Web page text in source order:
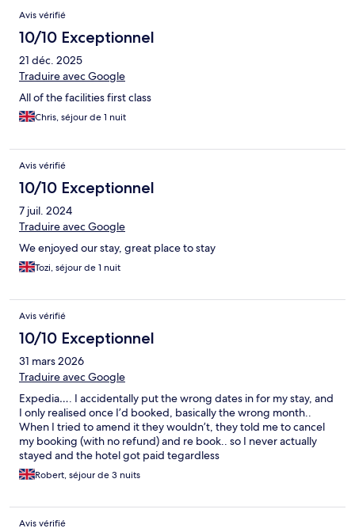
Avis vérifié
10/10 Exceptionnel
21 déc. 2025
Traduire avec Google
All of the facilities first class
Chris, séjour de 1 nuit
Avis vérifié
10/10 Exceptionnel
7 juil. 2024
Traduire avec Google
We enjoyed our stay, great place to stay
Tozi, séjour de 1 nuit
Avis vérifié
10/10 Exceptionnel
31 mars 2026
Traduire avec Google
Expedia…. I accidentally put the wrong dates in for my stay, and
I only realised once I’d booked, basically the wrong month..
When I tried to amend it they wouldn’t, they told me to cancel
my booking (with no refund) and re book.. so I never actually
stayed and the hotel got paid tegardless
Robert, séjour de 3 nuits
Avis vérifié